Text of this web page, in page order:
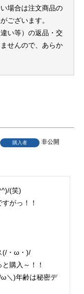
場合は注文商品の
ございます。
い等）の返品・交
せんので、あらか
購入者
非公開
(笑)
がっ！！
(/・ω・)/
購入～！！
ω＼)年齢は秘密デ